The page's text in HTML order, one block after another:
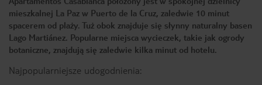
mieszkalnej La Paz w Puerto de la Cruz, zaledwie 10 minut
spacerem od plaży. Tuż obok znajduje się słynny naturalny basen
Lago Martiánez. Popularne miejsca wycieczek, takie jak ogrody
botaniczne, znajdują się zaledwie kilka minut od hotelu.
Najpopularniejsze udogodnienia: